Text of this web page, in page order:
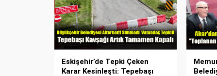
Eskişehir’de Tepki Çeken
Karar Kesinleşti: Tepebaşı